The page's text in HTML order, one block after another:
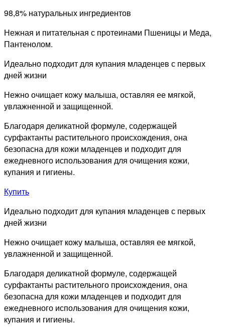
98,8% натуральных ингредиентов
Нежная и питательная с протеинами Пшеницы и Меда,
Пантенолом.
Идеально подходит для купания младенцев с первых
дней жизни
Нежно очищает кожу малыша, оставляя ее мягкой,
увлажненной и защищенной.
Благодаря деликатной формуле, содержащей
сурфактанты растительного происхождения, она
безопасна для кожи младенцев и подходит для
ежедневного использования для очищения кожи,
купания и гигиены.
Купить
Идеально подходит для купания младенцев с первых
дней жизни
Нежно очищает кожу малыша, оставляя ее мягкой,
увлажненной и защищенной.
Благодаря деликатной формуле, содержащей
сурфактанты растительного происхождения, она
безопасна для кожи младенцев и подходит для
ежедневного использования для очищения кожи,
купания и гигиены.